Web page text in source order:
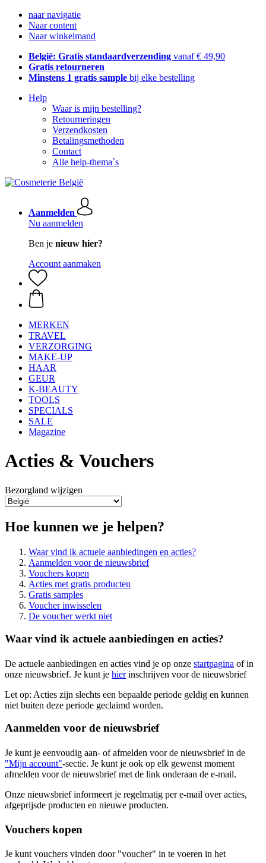
naar navigatie
Naar content
Naar winkelmand
België: Gratis standaardverzending vanaf € 49,90
Gratis retourneren
Minstens 1 gratis sample bij elke bestelling
Help
Waar is mijn bestelling?
Retourneringen
Verzendkosten
Betalingsmethoden
Contact
Alle help-thema`s
Aanmelden
Nu aanmelden
Ben je nieuw hier?
Account aanmaken
MERKEN
TRAVEL
VERZORGING
MAKE-UP
HAAR
GEUR
K-BEAUTY
TOOLS
SPECIALS
SALE
Magazine
Acties & Vouchers
Bezorgland wijzigen
Hoe kunnen we je helpen?
Waar vind ik actuele aanbiedingen en acties?
Aanmelden voor de nieuwsbrief
Vouchers kopen
Acties met gratis producten
Gratis samples
Voucher inwisselen
De voucher werkt niet
Waar vind ik actuele aanbiedingen en acties?
De actuele aanbiedingen en acties vind je op onze startpagina of in
onze nieuwsbrief. Je kunt je hierinschrijven voor de nieuwsbrief
Let op: Acties zijn slechts een bepaalde periode geldig en kunnen
niet buiten deze periode geclaimd worden.
Aanmelden voor de nieuwsbrief
Je kunt je eenvoudig aan- of afmelden voor de nieuwsbrief in de
"Mijn account"-sectie. Je kunt je ook op elk gewenst moment
afmelden voor de nieuwsbrief met de link onderaan de e-mail.
Onze nieuwsbrief informeert je regelmatig per e-mail over acties,
afgeprijsde producten en nieuwe producten.
Vouchers kopen
Je kunt vouchers vinden door "voucher" in te voeren in het